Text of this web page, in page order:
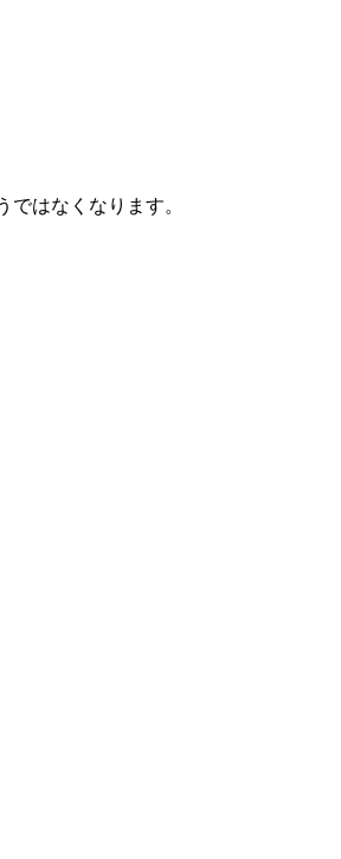
はなくなります。